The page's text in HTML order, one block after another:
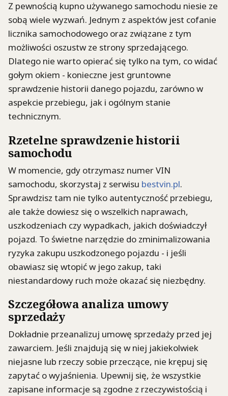
Z pewnością kupno używanego samochodu niesie ze
sobą wiele wyzwań. Jednym z aspektów jest cofanie
licznika samochodowego oraz związane z tym
możliwości oszustw ze strony sprzedającego.
Dlatego nie warto opierać się tylko na tym, co widać
gołym okiem - konieczne jest gruntowne
sprawdzenie historii danego pojazdu, zarówno w
aspekcie przebiegu, jak i ogólnym stanie
technicznym.
Rzetelne sprawdzenie historii
samochodu
W momencie, gdy otrzymasz numer VIN
samochodu, skorzystaj z serwisu bestvin.pl.
Sprawdzisz tam nie tylko autentyczność przebiegu,
ale także dowiesz się o wszelkich naprawach,
uszkodzeniach czy wypadkach, jakich doświadczył
pojazd. To świetne narzędzie do zminimalizowania
ryzyka zakupu uszkodzonego pojazdu - i jeśli
obawiasz się wtopić w jego zakup, taki
niestandardowy ruch może okazać się niezbędny.
Szczegółowa analiza umowy
sprzedaży
Dokładnie przeanalizuj umowę sprzedaży przed jej
zawarciem. Jeśli znajdują się w niej jakiekolwiek
niejasne lub rzeczy sobie przeczące, nie krępuj się
zapytać o wyjaśnienia. Upewnij się, że wszystkie
zapisane informacje są zgodne z rzeczywistością i